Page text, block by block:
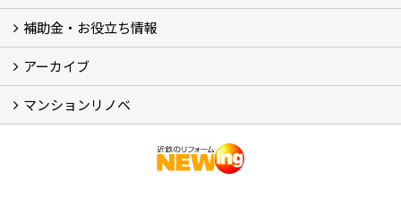
店舗 (12)
スタッフ
Googleクチコミ評価
近鉄のリフォーム NEWing (2)
補助金・お役立ち情報
補助金・税制 (3)
コラム
ＳＮＳ
アーカイブ
【アーカイブ】近鉄の健康コラム（全9回） (10)
【アーカイブ】住まいのお役立ち情報（全10回） (11)
マンションリノベ